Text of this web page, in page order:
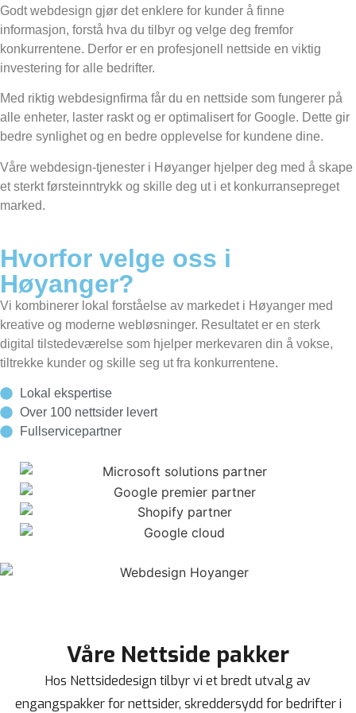
Godt webdesign gjør det enklere for kunder å finne
informasjon, forstå hva du tilbyr og velge deg fremfor
konkurrentene. Derfor er en profesjonell nettside en viktig
investering for alle bedrifter.
Med riktig webdesignfirma får du en nettside som fungerer på
alle enheter, laster raskt og er optimalisert for Google. Dette gir
bedre synlighet og en bedre opplevelse for kundene dine.
Våre webdesign-tjenester i Høyanger hjelper deg med å skape
et sterkt førsteinntrykk og skille deg ut i et konkurransepreget
marked.
Hvorfor velge oss i
Høyanger?
Vi kombinerer lokal forståelse av markedet i Høyanger med
kreative og moderne webløsninger. Resultatet er en sterk
digital tilstedeværelse som hjelper merkevaren din å vokse,
tiltrekke kunder og skille seg ut fra konkurrentene.
Lokal ekspertise
Over 100 nettsider levert
Fullservicepartner
Våre Nettside pakker
Hos Nettsidedesign tilbyr vi et bredt utvalg av
engangspakker for nettsider, skreddersydd for bedrifter i